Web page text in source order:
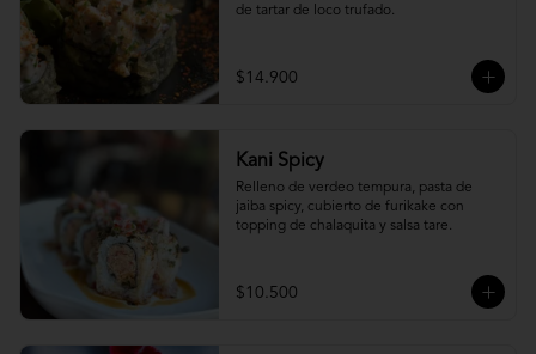
de tartar de loco trufado.
$14.900
Kani Spicy
Relleno de verdeo tempura, pasta de
jaiba spicy, cubierto de furikake con
topping de chalaquita y salsa tare.
$10.500